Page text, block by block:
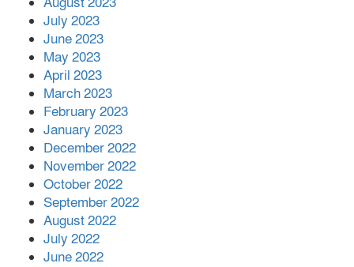
July 2023
June 2023
May 2023
April 2023
March 2023
February 2023
January 2023
December 2022
November 2022
October 2022
September 2022
August 2022
July 2022
June 2022